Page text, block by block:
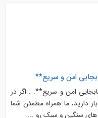
امن و سریع**
امن و سریع**. . اگر در
دارید، ما همراه مطمئن شما
سنگین و سبک رو ...